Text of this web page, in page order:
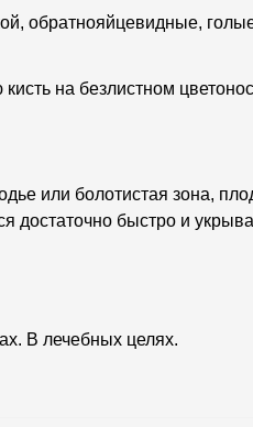
обратнояйцевидные,
на безлистном
или болотистая зона,
достаточно быстро и
В лечебных целях.